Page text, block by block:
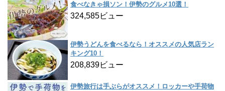
食べなきゃ損ソン！伊勢のグルメ10選！
324,585ビュー
伊勢うどんを食べるなら！オススメの人気店ラン
キング10！
208,839ビュー
伊勢旅行は手ぶらがオススメ！ロッカーや手荷物